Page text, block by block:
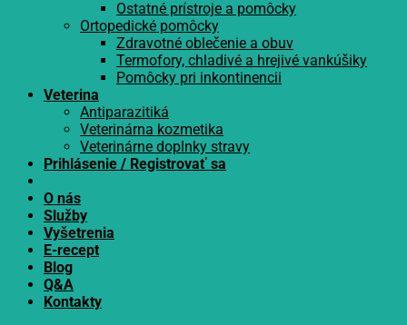
Ostatné prístroje a pomôcky
Ortopedické pomôcky
Zdravotné oblečenie a obuv
Termofory, chladivé a hrejivé vankúšiky
Pomôcky pri inkontinencii
Veterina
Antiparazitiká
Veterinárna kozmetika
Veterinárne doplnky stravy
Prihlásenie / Registrovať sa
O nás
Služby
Vyšetrenia
E-recept
Blog
Q&A
Kontakty